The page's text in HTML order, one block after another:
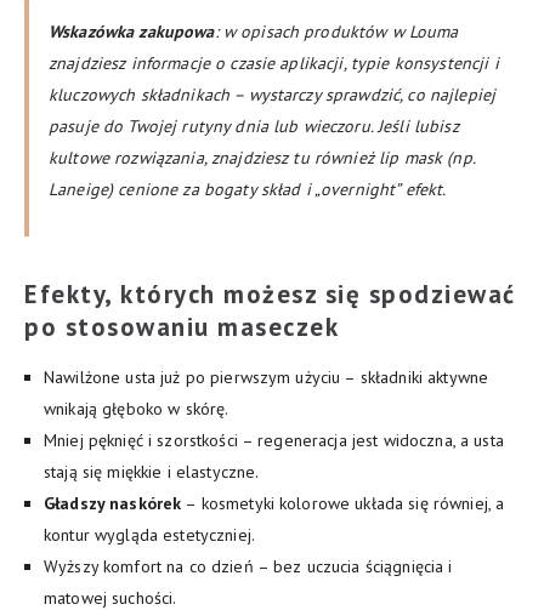
Wskazówka zakupowa: w opisach produktów w Louma
znajdziesz informacje o czasie aplikacji, typie konsystencji i
kluczowych składnikach – wystarczy sprawdzić, co najlepiej
pasuje do Twojej rutyny dnia lub wieczoru. Jeśli lubisz
kultowe rozwiązania, znajdziesz tu również lip mask (np.
Laneige) cenione za bogaty skład i „overnight” efekt.
Efekty, których możesz się spodziewać
po stosowaniu maseczek
Nawilżone usta już po pierwszym użyciu – składniki aktywne
wnikają głęboko w skórę.
Mniej pęknięć i szorstkości – regeneracja jest widoczna, a usta
stają się miękkie i elastyczne.
Gładszy naskórek – kosmetyki kolorowe układa się równiej, a
kontur wygląda estetyczniej.
Wyższy komfort na co dzień – bez uczucia ściągnięcia i
matowej suchości.